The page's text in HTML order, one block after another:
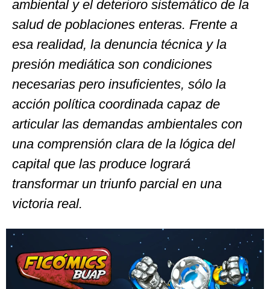
ambiental y el deterioro sistemático de la
salud de poblaciones enteras. Frente a
esa realidad, la denuncia técnica y la
presión mediática son condiciones
necesarias pero insuficientes, sólo la
acción política coordinada capaz de
articular las demandas ambientales con
una comprensión clara de la lógica del
capital que las produce logrará
transformar un triunfo parcial en una
victoria real.